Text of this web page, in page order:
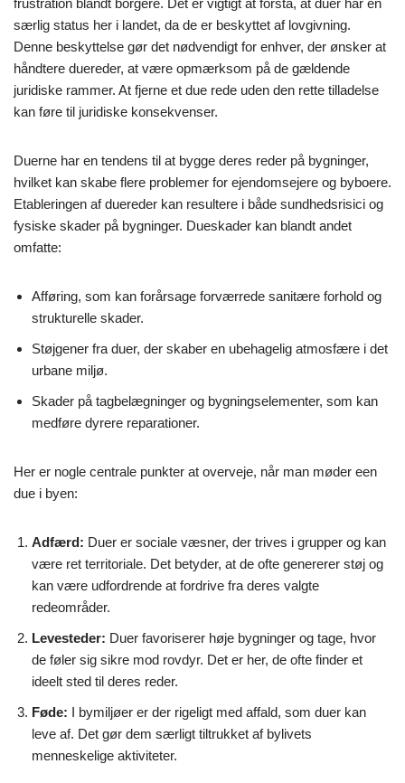
frustration blandt borgere. Det er vigtigt at forstå, at duer har en
særlig status her i landet, da de er beskyttet af lovgivning.
Denne beskyttelse gør det nødvendigt for enhver, der ønsker at
håndtere duereder, at være opmærksom på de gældende
juridiske rammer. At fjerne et due rede uden den rette tilladelse
kan føre til juridiske konsekvenser.
Duerne har en tendens til at bygge deres reder på bygninger,
hvilket kan skabe flere problemer for ejendomsejere og byboere.
Etableringen af duereder kan resultere i både sundhedsrisici og
fysiske skader på bygninger. Dueskader kan blandt andet
omfatte:
Afføring, som kan forårsage forværrede sanitære forhold og
strukturelle skader.
Støjgener fra duer, der skaber en ubehagelig atmosfære i det
urbane miljø.
Skader på tagbelægninger og bygningselementer, som kan
medføre dyrere reparationer.
Her er nogle centrale punkter at overveje, når man møder een
due i byen:
Adfærd: Duer er sociale væsner, der trives i grupper og kan
være ret territoriale. Det betyder, at de ofte genererer støj og
kan være udfordrende at fordrive fra deres valgte
redeområder.
Levesteder: Duer favoriserer høje bygninger og tage, hvor
de føler sig sikre mod rovdyr. Det er her, de ofte finder et
ideelt sted til deres reder.
Føde: I bymiljøer er der rigeligt med affald, som duer kan
leve af. Det gør dem særligt tiltrukket af bylivets
menneskelige aktiviteter.